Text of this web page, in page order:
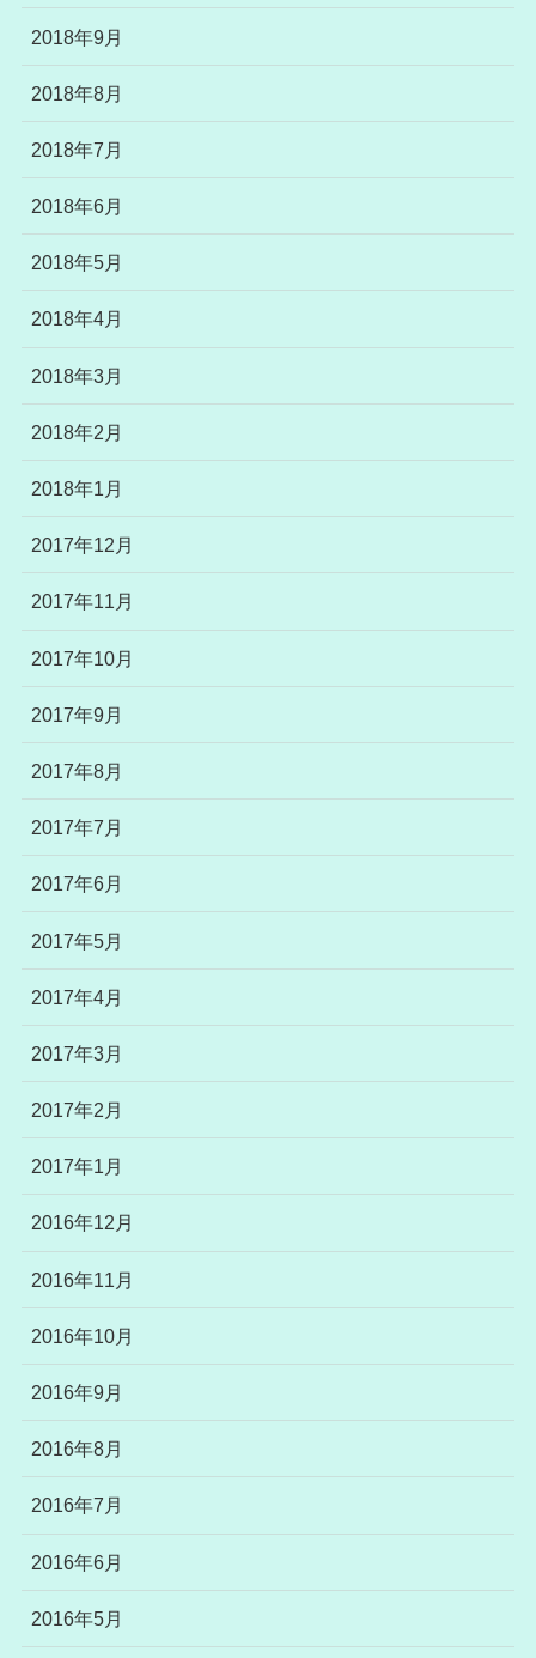
2018年9月
2018年8月
2018年7月
2018年6月
2018年5月
2018年4月
2018年3月
2018年2月
2018年1月
2017年12月
2017年11月
2017年10月
2017年9月
2017年8月
2017年7月
2017年6月
2017年5月
2017年4月
2017年3月
2017年2月
2017年1月
2016年12月
2016年11月
2016年10月
2016年9月
2016年8月
2016年7月
2016年6月
2016年5月